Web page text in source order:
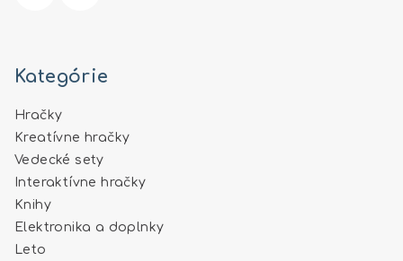
Kategórie
Hračky
Kreatívne hračky
Vedecké sety
Interaktívne hračky
Knihy
Elektronika a doplnky
Leto